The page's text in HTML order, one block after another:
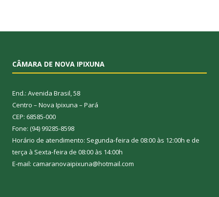
CÂMARA DE NOVA IPIXUNA
End.: Avenida Brasil, 58
Centro – Nova Ipixuna – Pará
CEP: 68585-000
Fone: (94) 99285-8598
Horário de atendimento: Segunda-feira de 08:00 às 12:00h e de
terça à Sexta-feira de 08:00 às 14:00h
E-mail: camaranovaipixuna@hotmail.com